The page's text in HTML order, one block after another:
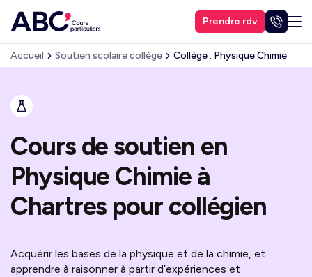
Prendre rdv
Accueil Soutien scolaire collège Collège : Physique Chimie
Cours de soutien en
Physique Chimie à
Chartres pour collégien
Acquérir les bases de la physique et de la chimie, et
apprendre à raisonner à partir d’expériences et